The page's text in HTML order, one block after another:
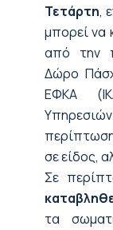
Τετάρτη,
μπορεί να
από την
Δώρο
ΕΦΚΑ
σε είδος,
Σε
τα